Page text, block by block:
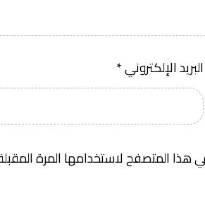
البريد الإلكتروني*
هذا المتصفح لاستخدامها المرة